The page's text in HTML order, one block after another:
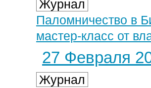
Журнал
Паломничество в
мастер-класс от
27 Февраля
Журнал